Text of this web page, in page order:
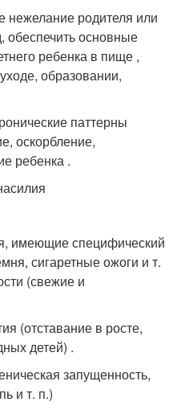
нежелание родителя или
обеспечить основные
ребенка в пище ,
образовании,
паттерны
оскорбление,
ребенка .
имеющие специфический
сигаретные ожоги и т.
(свежие и
(отставание в росте,
детей) .
запущенность,
и т. п.)